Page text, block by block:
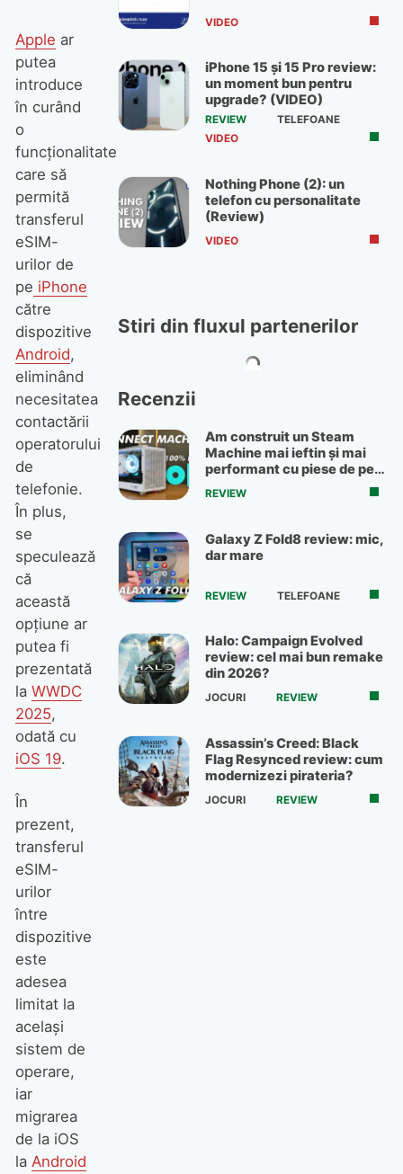
Apple ar
putea
introduce
în curând
o
funcționalitate
care să
permită
transferul
eSIM-
urilor de
pe iPhone
către
dispozitive
Android,
eliminând
necesitatea
contactării
operatorului
de
telefonie.
În plus,
se
speculează
că
această
opțiune ar
putea fi
prezentată
la WWDC
2025,
odată cu
iOS 19.
În
prezent,
transferul
eSIM-
urilor
între
dispozitive
este
adesea
limitat la
același
sistem de
operare,
iar
migrarea
de la iOS
la Android
VIDEO
iPhone 15 și 15 Pro review:
un moment bun pentru
upgrade? (VIDEO)
REVIEW
TELEFOANE
VIDEO
Nothing Phone (2): un
telefon cu personalitate
(Review)
VIDEO
Stiri din fluxul partenerilor
Recenzii
Am construit un Steam
Machine mai ieftin și mai
performant cu piese de pe
OLX
REVIEW
Galaxy Z Fold8 review: mic,
dar mare
REVIEW TELEFOANE
Halo: Campaign Evolved
review: cel mai bun remake
din 2026?
JOCURI REVIEW
Assassin’s Creed: Black
Flag Resynced review: cum
modernizezi pirateria?
JOCURI REVIEW